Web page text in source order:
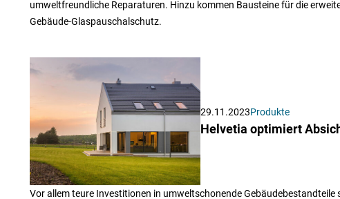
umweltfreundliche Reparaturen. Hinzu kommen Bausteine für die
Gebäude-Glaspauschalschutz.
29.11.2023Produkte
Helvetia optimiert
Vor allem teure Investitionen in umweltschonende